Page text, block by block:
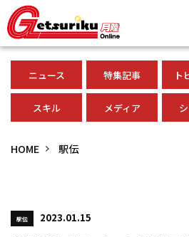
ニュース 特集記事 ト
スキル メディア
HOME 駅伝
駅伝 2023.01.15